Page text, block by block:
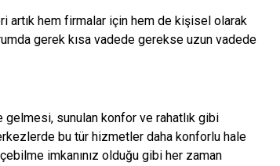
artık hem firmalar için hem de kişisel olarak
gerek kısa vadede gerekse uzun vadede
gelmesi, sunulan konfor ve rahatlık gibi
bu tür hizmetler daha konforlu hale
imkanınız olduğu gibi her zaman